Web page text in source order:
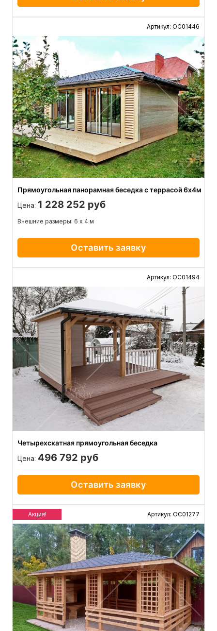
Артикул: ОС01446
Прямоугольная панорамная беседка с террасой 6х4м
Цена: 1 228 252 руб
Внешние размеры: 6 х 4 м
Оставить заявку
Артикул: ОС01494
Четырехскатная прямоугольная беседка
Цена: 496 792 руб
Оставить заявку
Акция! Артикул: ОС01277